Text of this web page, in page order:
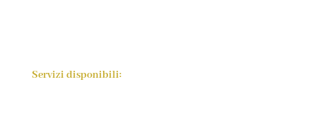
Servizi disponibili: